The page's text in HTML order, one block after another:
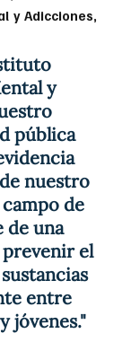
y Adicciones,
y
pública
nuestro
de
de una
prevenir el
entre
jóvenes."